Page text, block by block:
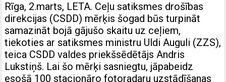
Rīga, 2.marts, LETA. Ceļu satiksmes drošības
direkcijas (CSDD) mērķis šogad būs turpināt
samazināt bojā gājušo skaitu uz ceļiem,
tiekoties ar satiksmes ministru Uldi Auguli (ZZS),
teica CSDD valdes priekšsēdētājs Andris
Lukstiņš. Lai šo mērķi sasniegtu, jāpabeidz
esošā 100 stacionāro fotoradaru uzstādīšanas